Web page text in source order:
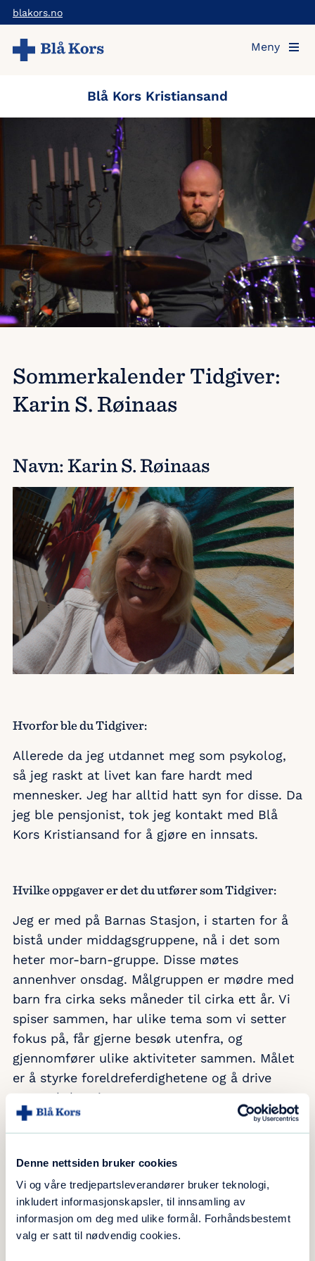
Denne nettsiden bruker cookies
Vi og våre tredjepartsleverandører bruker teknologi,
inkludert informasjonskapsler, til innsamling av
informasjon om deg med ulike formål. Forhåndsbestemt
valg er satt til nødvendig cookies.
Hopp
til
hovedinnholdet
blakors.no
Meny
Blå Kors Kristiansand
Sommerkalender Tidgiver:
Karin S. Røinaas
Navn: Karin S. Røinaas
Hvorfor ble du Tidgiver:
Allerede da jeg utdannet meg som psykolog,
så jeg raskt at livet kan fare hardt med
mennesker. Jeg har alltid hatt syn for disse. Da
jeg ble pensjonist, tok jeg kontakt med Blå
Kors Kristiansand for å gjøre en innsats.
Hvilke oppgaver er det du utfører som Tidgiver:
Jeg er med på Barnas Stasjon, i starten for å
bistå under middagsgruppene, nå i det som
heter mor-barn-gruppe. Disse møtes
annenhver onsdag. Målgruppen er mødre med
barn fra cirka seks måneder til cirka ett år. Vi
spiser sammen, har ulike tema som vi setter
fokus på, får gjerne besøk utenfra, og
gjennomfører ulike aktiviteter sammen. Målet
er å styrke foreldreferdighetene og å drive
nettverksbygging.
Jeg er pensjonist. Som yrkesaktiv arbeidet jeg
som psykiatrisk sykepleier og familieterapeut.
Jeg jobbet flere år flere år på barneposten, og
har også arbeidet på intensivavdelingen og